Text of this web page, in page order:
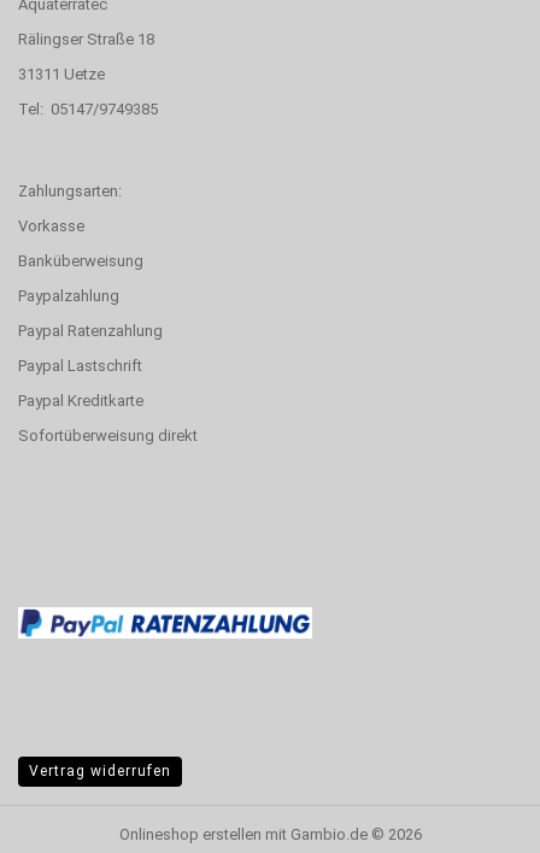
Aquaterratec
Rälingser Straße 18
31311 Uetze
Tel: 05147/9749385
Zahlungsarten:
Vorkasse
Banküberweisung
Paypalzahlung
Paypal Ratenzahlung
Paypal Lastschrift
Paypal Kreditkarte
Sofortüberweisung direkt
Vertrag widerrufen
Onlineshop erstellen mit Gambio.de © 2026